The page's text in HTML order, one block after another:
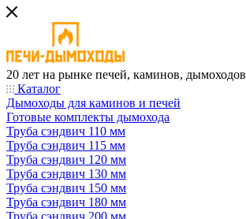
20 лет на рынке печей, каминов, дымоходов
Каталог
Дымоходы для каминов и печей
Готовые комплекты дымохода
Труба сэндвич 110 мм
Труба сэндвич 115 мм
Труба сэндвич 120 мм
Труба сэндвич 130 мм
Труба сэндвич 150 мм
Труба сэндвич 180 мм
Труба сэндвич 200 мм